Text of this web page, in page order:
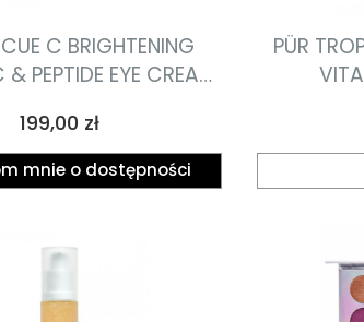
C BRIGHTENING
PEPTIDE EYE CREAM
C i peptydami 15g
Cena
199,00 zł
mnie o dostępności
PÜR
z